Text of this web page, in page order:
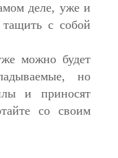
деле, уже и
с собой
можно будет
но
и приносят
со своим